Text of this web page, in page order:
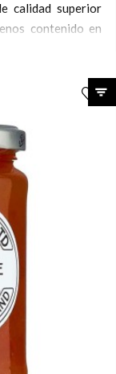
calidad superior
contenido en
o la
en desayunos y
añadir a todo
para añadir un
gourmet que se
de una manera
de la compra
prefieras